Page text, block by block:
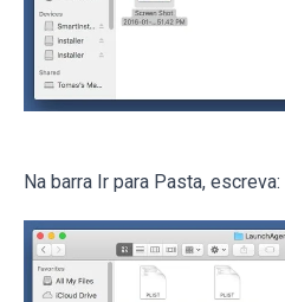
Na barra Ir para Pasta, escreva: